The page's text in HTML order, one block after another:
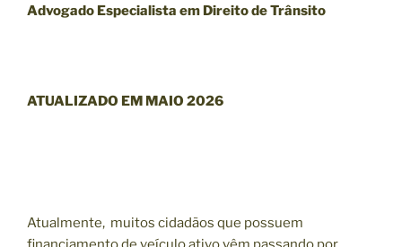
Advogado Especialista em Direito de Trânsito
ATUALIZADO EM MAIO 2026
Atualmente, muitos cidadãos que possuem